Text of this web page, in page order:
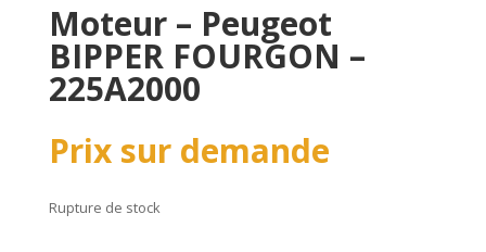
Moteur – Peugeot
BIPPER FOURGON –
225A2000
Prix sur demande
Rupture de stock